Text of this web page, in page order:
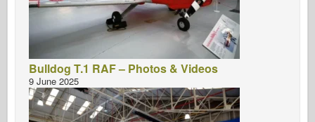
Bulldog T.1 RAF – Photos & Videos
9 June 2025